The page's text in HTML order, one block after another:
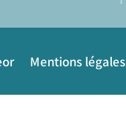
Mentions légales